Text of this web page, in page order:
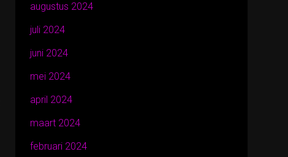
augustus 2024
juli 2024
juni 2024
mei 2024
april 2024
maart 2024
februari 2024